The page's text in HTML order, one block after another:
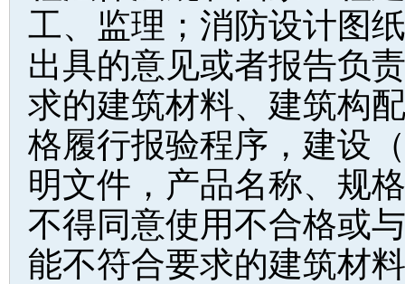
工、监理；消防设计图
出具的意见或者报告负
求的建筑材料、建筑构
格履行报验程序，建设
明文件，产品名称、规
不得同意使用不合格或
能不符合要求的建筑材